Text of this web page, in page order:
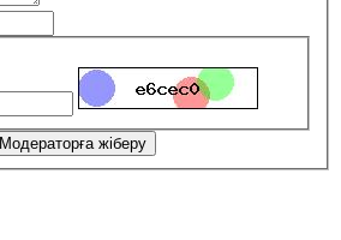
Модераторға жіберу